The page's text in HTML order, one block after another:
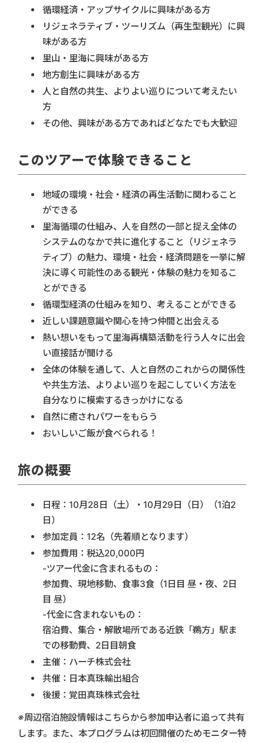
循環経済・アップサイクルに興味がある方
リジェネラティブ・ツーリズム（再生型観光）に興
味がある方
里山・里海に興味がある方
地方創生に興味がある方
人と自然の共生、よりよい巡りについて考えたい
方
その他、興味がある方であればどなたでも大歓迎
このツアーで体験できること
地域の環境・社会・経済の再生活動に関わること
ができる
里海循環の仕組み、人を自然の一部と捉え全体の
システムのなかで共に進化すること（リジェネラ
ティブ）の魅力、環境・社会・経済問題を一挙に解
決に導く可能性のある観光・体験の魅力を知るこ
とができる
循環型経済の仕組みを知り、考えることができる
近しい課題意識や関心を持つ仲間と出会える
熱い想いをもって里海再構築活動を行う人々に出会
い直接話が聞ける
全体の体験を通して、人と自然のこれからの関係性
や共生方法、よりよい巡りを起こしていく方法を
自分なりに模索するきっかけになる
自然に癒されパワーをもらう
おいしいご飯が食べられる！
旅の概要
日程：10月28日（土）・10月29日（日）（1泊2
日）
参加定員：12名（先着順となります）
参加費用：税込20,000円
-ツアー代金に含まれるもの：
参加費、現地移動、食事3食（1日目 昼・夜、2日
目 昼）
-代金に含まれないもの：
宿泊費、集合・解散場所である近鉄「鵜方」駅ま
での移動費、2日目朝食
主催：ハーチ株式会社
共催：日本真珠輸出組合
後援：覚田真珠株式会社
※周辺宿泊施設情報はこちらから参加申込者に追って共有
します。また、本プログラムは初回開催のためモニター特